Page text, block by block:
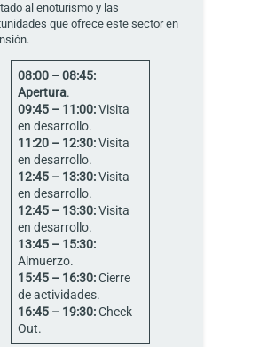
al enoturismo y las
que ofrece este sector en
08:00 – 08:45:
Apertura.
09:45 – 11:00:Visita
en desarrollo.
11:20 – 12:30:Visita
en desarrollo.
12:45 – 13:30:Visita
en desarrollo.
12:45 – 13:30:Visita
en desarrollo.
13:45 – 15:30:
Almuerzo.
15:45 – 16:30:Cierre
de actividades.
16:45 – 19:30:Check
Out.